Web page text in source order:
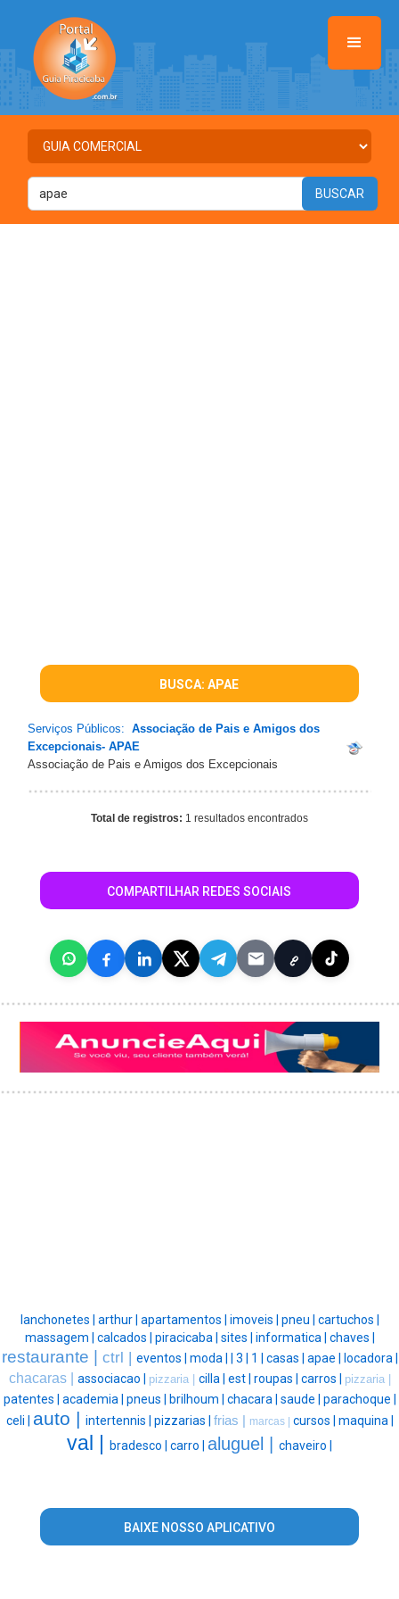
BUSCA: APAE
Serviços Públicos: Associação de Pais e Amigos dos
Excepcionais- APAE
Associação de Pais e Amigos dos Excepcionais
Total de registros: 1 resultados encontrados
COMPARTILHAR REDES SOCIAIS
lanchonetes | arthur | apartamentos | imoveis | pneu | cartuchos |
massagem | calcados | piracicaba | sites | informatica | chaves |
restaurante | ctrl | eventos | moda | 3 | 1 | casas | apae | locadora |
chacaras | associacao | pizzaria | cilla | est | roupas | carros | pizzaria |
patentes | academia | pneus | brilhoum | chacara | saude | parachoque |
celi | auto | intertennis | pizzarias | frias | marcas | cursos | maquina |
val | bradesco | carro | aluguel | chaveiro |
BAIXE NOSSO APLICATIVO